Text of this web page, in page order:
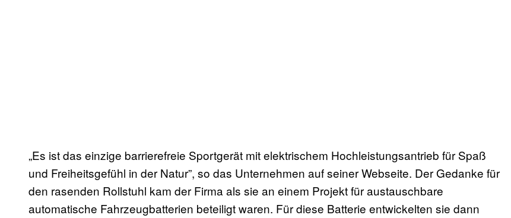
„Es ist das einzige barrierefreie Sportgerät mit elektrischem Hochleistungsantrieb für Spaß
und Freiheitsgefühl in der Natur”, so das Unternehmen auf seiner Webseite. Der Gedanke für
den rasenden Rollstuhl kam der Firma als sie an einem Projekt für austauschbare
automatische Fahrzeugbatterien beteiligt waren. Für diese Batterie entwickelten sie dann